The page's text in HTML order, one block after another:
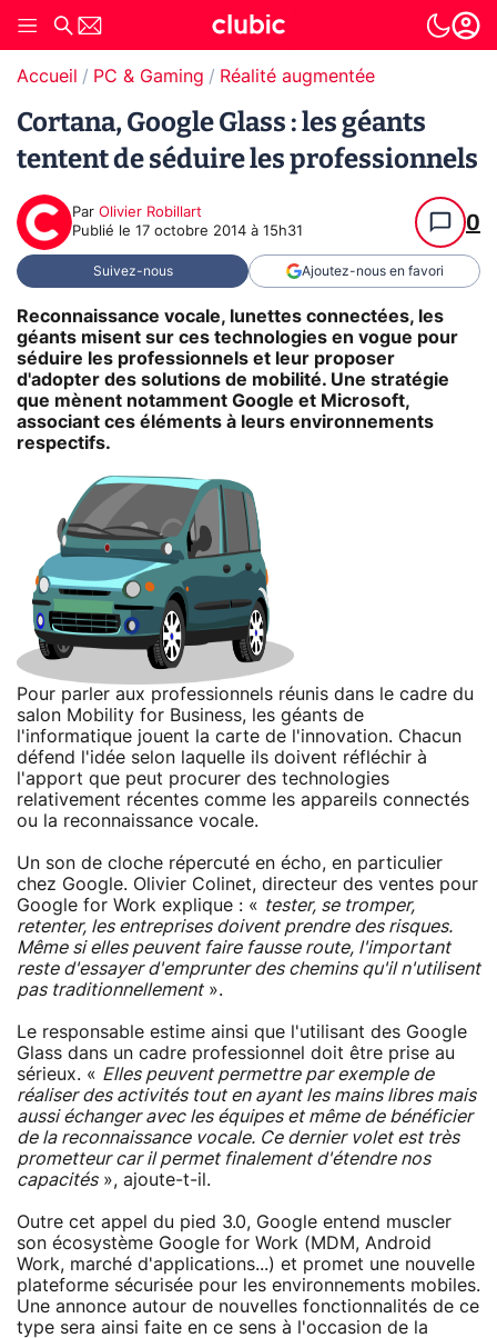
Accueil PC & Gaming Réalité augmentée
Cortana, Google Glass : les géants
tentent de séduire les professionnels
Par Olivier Robillart
Publié le 17 octobre 2014 à 15h31 0
Suivez-nous Ajoutez-nous en favori
Reconnaissance vocale, lunettes connectées, les
géants misent sur ces technologies en vogue pour
séduire les professionnels et leur proposer
d'adopter des solutions de mobilité. Une stratégie
que mènent notamment Google et Microsoft,
associant ces éléments à leurs environnements
respectifs.
Pour parler aux professionnels réunis dans le cadre du
salon Mobility for Business, les géants de
l'informatique jouent la carte de l'innovation. Chacun
défend l'idée selon laquelle ils doivent réfléchir à
l'apport que peut procurer des technologies
relativement récentes comme les appareils connectés
ou la reconnaissance vocale.
Un son de cloche répercuté en écho, en particulier
chez Google. Olivier Colinet, directeur des ventes pour
Google for Work explique : « tester, se tromper,
retenter, les entreprises doivent prendre des risques.
Même si elles peuvent faire fausse route, l'important
reste d'essayer d'emprunter des chemins qu'il n'utilisent
pas traditionnellement».
Le responsable estime ainsi que l'utilisant des Google
Glass dans un cadre professionnel doit être prise au
sérieux. « Elles peuvent permettre par exemple de
réaliser des activités tout en ayant les mains libres mais
aussi échanger avec les équipes et même de bénéficier
de la reconnaissance vocale. Ce dernier volet est très
prometteur car il permet finalement d'étendre nos
capacités», ajoute-t-il.
Outre cet appel du pied 3.0, Google entend muscler
son écosystème Google for Work (MDM, Android
Work, marché d'applications...) et promet une nouvelle
plateforme sécurisée pour les environnements mobiles.
Une annonce autour de nouvelles fonctionnalités de ce
type sera ainsi faite en ce sens à l'occasion de la